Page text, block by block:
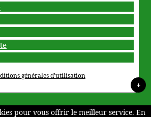
générales d'utilisation
+
pour vous offrir le meilleur service. En